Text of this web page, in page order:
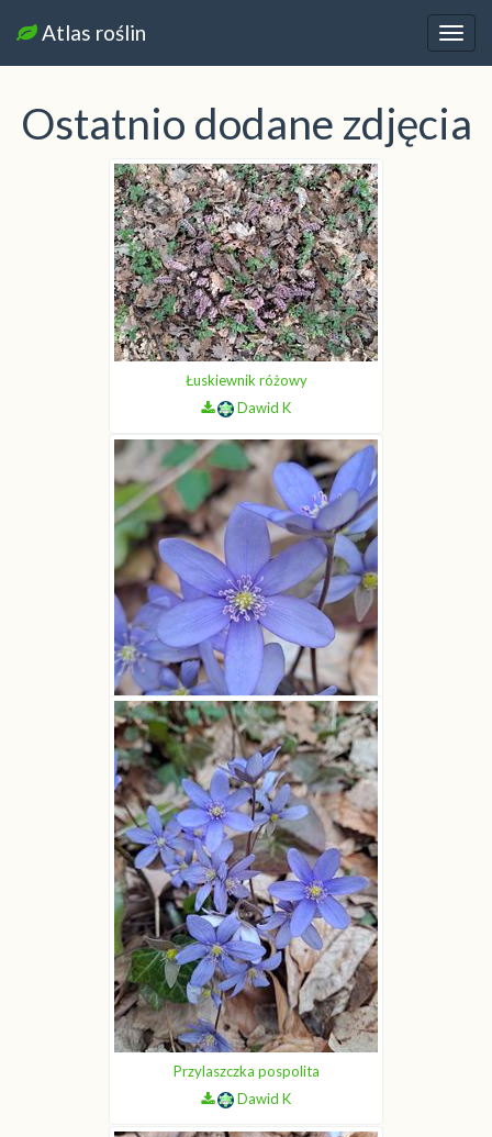
Atlas roślin
Ostatnio dodane zdjęcia
Łuskiewnik różowy
Dawid K
Przylaszczka pospolita
Dawid K
Przylaszczka pospolita
Dawid K